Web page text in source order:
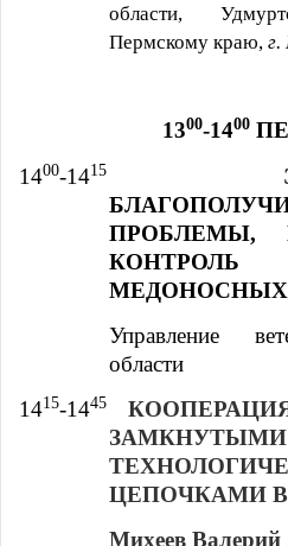
области,
Пермскому краю, г.
1300-1400
1400-1415
ПРОБЛЕМЫ,
КОНТРОЛЬ
МЕДОНОСНЫХ
Управление
области
1415-1445
ЗАМКНУТЫМИ
ЦЕПОЧКАМИ
Михеев Валерий